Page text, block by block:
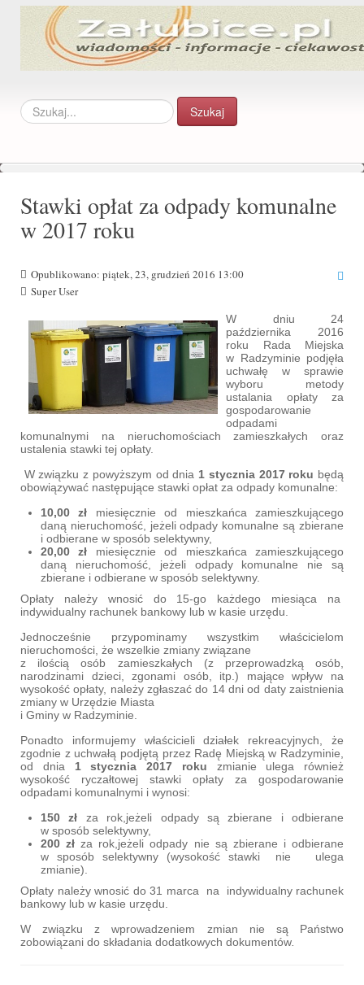
Szukaj... Szukaj
Stawki opłat za odpady komunalne
w 2017 roku
Opublikowano: piątek, 23, grudzień 2016 13:00
Super User
W dniu 24
października 2016
roku Rada Miejska
w Radzyminie podjęła
uchwałę w sprawie
wyboru metody
ustalania opłaty za
gospodarowanie
odpadami
komunalnymi na nieruchomościach zamieszkałych oraz
ustalenia stawki tej opłaty.
W związku z powyższym od dnia 1 stycznia 2017 roku będą
obowiązywać następujące stawki opłat za odpady komunalne:
10,00 zł miesięcznie od mieszkańca zamieszkującego
daną nieruchomość, jeżeli odpady komunalne są zbierane
i odbierane w sposób selektywny,
20,00 zł miesięcznie od mieszkańca zamieszkującego
daną nieruchomość, jeżeli odpady komunalne nie są
zbierane i odbierane w sposób selektywny.
Opłaty należy wnosić do 15-go każdego miesiąca na
indywidualny rachunek bankowy lub w kasie urzędu.
Jednocześnie przypominamy wszystkim właścicielom
nieruchomości, że wszelkie zmiany związane
z ilością osób zamieszkałych (z przeprowadzką osób,
narodzinami dzieci, zgonami osób, itp.) mające wpływ na
wysokość opłaty, należy zgłaszać do 14 dni od daty zaistnienia
zmiany w Urzędzie Miasta
i Gminy w Radzyminie.
Ponadto informujemy właścicieli działek rekreacyjnych, że
zgodnie z uchwałą podjętą przez Radę Miejską w Radzyminie,
od dnia 1 stycznia 2017 roku zmianie ulega również
wysokość ryczałtowej stawki opłaty za gospodarowanie
odpadami komunalnymi i wynosi:
150 zł za rok,jeżeli odpady są zbierane i odbierane
w sposób selektywny,
200 zł za rok,jeżeli odpady nie są zbierane i odbierane
w sposób selektywny (wysokość stawki nie ulega
zmianie).
Opłaty należy wnosić do 31 marca na indywidualny rachunek
bankowy lub w kasie urzędu.
W związku z wprowadzeniem zmian nie są Państwo
zobowiązani do składania dodatkowych dokumentów